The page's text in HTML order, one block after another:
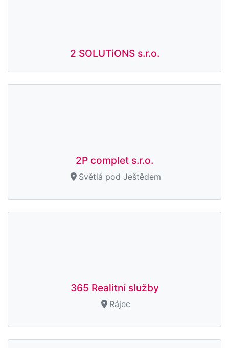
2 SOLUTiONS s.r.o.
2P complet s.r.o.
Světlá pod Ještědem
365 Realitní služby
Rájec